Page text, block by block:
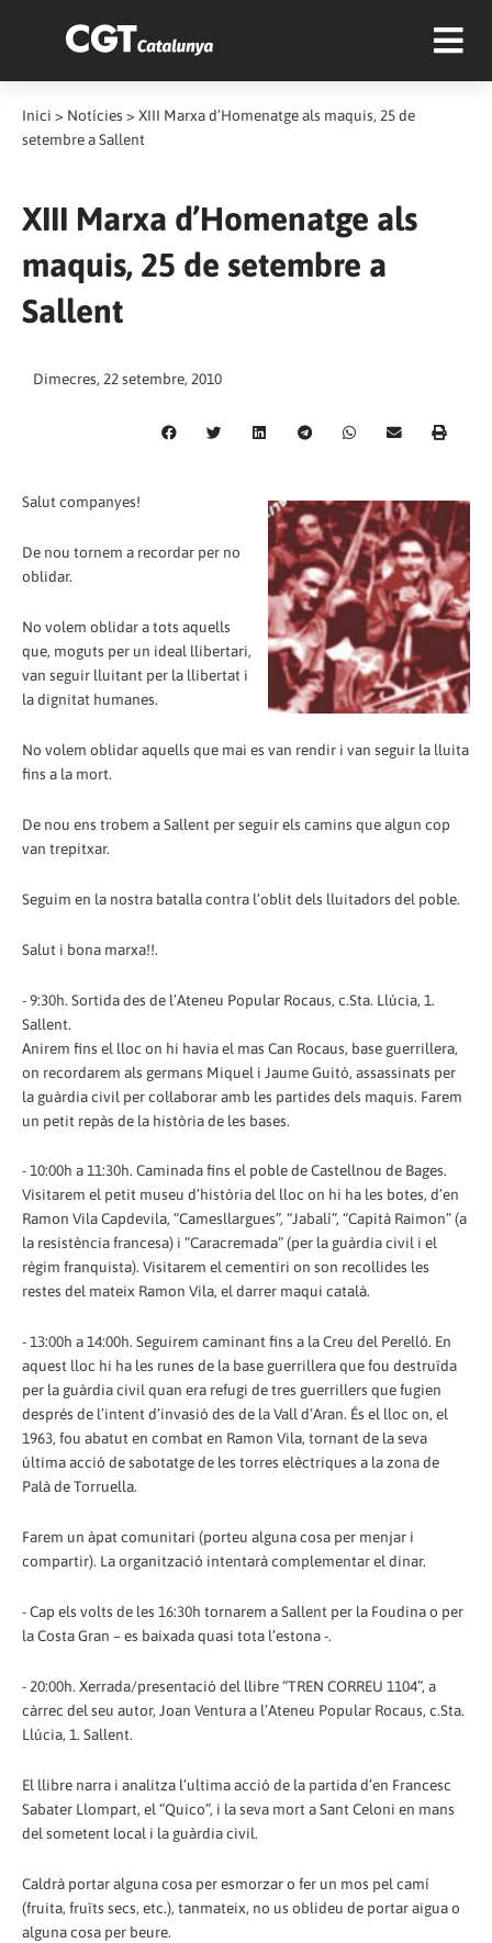
Inici > Notícies > XIII Marxa d’Homenatge als maquis, 25 de
setembre a Sallent
XIII Marxa d’Homenatge als
maquis, 25 de setembre a
Sallent
Dimecres, 22 setembre, 2010
Salut companyes!
De nou tornem a recordar per no
oblidar.
No volem oblidar a tots aquells
que, moguts per un ideal llibertari,
van seguir lluitant per la llibertat i
la dignitat humanes.
No volem oblidar aquells que mai es van rendir i van seguir la lluita
fins a la mort.
De nou ens trobem a Sallent per seguir els camins que algun cop
van trepitxar.
Seguim en la nostra batalla contra l’oblit dels lluitadors del poble.
Salut i bona marxa!!.
- 9:30h. Sortida des de l’Ateneu Popular Rocaus, c.Sta. Llúcia, 1.
Sallent.
Anirem fins el lloc on hi havia el mas Can Rocaus, base guerrillera,
on recordarem als germans Miquel i Jaume Guitó, assassinats per
la guàrdia civil per col·laborar amb les partides dels maquis. Farem
un petit repàs de la història de les bases.
- 10:00h a 11:30h. Caminada fins el poble de Castellnou de Bages.
Visitarem el petit museu d’història del lloc on hi ha les botes, d’en
Ramon Vila Capdevila, “Camesllargues”, “Jabalí”, “Capità Raimon” (a
la resistència francesa) i “Caracremada” (per la guàrdia civil i el
règim franquista). Visitarem el cementiri on son recollides les
restes del mateix Ramon Vila, el darrer maqui català.
- 13:00h a 14:00h. Seguirem caminant fins a la Creu del Perelló. En
aquest lloc hi ha les runes de la base guerrillera que fou destruïda
per la guàrdia civil quan era refugi de tres guerrillers que fugien
després de l’intent d’invasió des de la Vall d’Aran. És el lloc on, el
1963, fou abatut en combat en Ramon Vila, tornant de la seva
última acció de sabotatge de les torres elèctriques a la zona de
Palà de Torruella.
Farem un àpat comunitari (porteu alguna cosa per menjar i
compartir). La organització intentarà complementar el dinar.
- Cap els volts de les 16:30h tornarem a Sallent per la Foudina o per
la Costa Gran – es baixada quasi tota l’estona -.
- 20:00h. Xerrada/presentació del llibre “TREN CORREU 1104”, a
càrrec del seu autor, Joan Ventura a l’Ateneu Popular Rocaus, c.Sta.
Llúcia, 1. Sallent.
El llibre narra i analitza l’ultima acció de la partida d’en Francesc
Sabater Llompart, el “Quico”, i la seva mort a Sant Celoni en mans
del sometent local i la guàrdia civil.
Caldrà portar alguna cosa per esmorzar o fer un mos pel camí
(fruita, fruïts secs, etc.), tanmateix, no us oblideu de portar aigua o
alguna cosa per beure.